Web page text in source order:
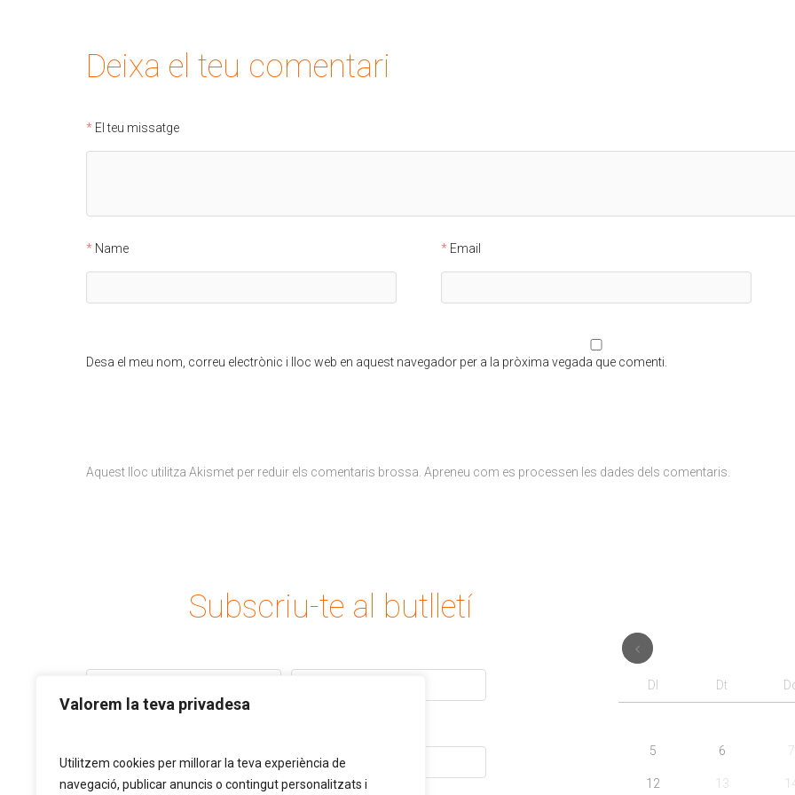
Valorem la teva privadesa
Utilitzem cookies per millorar la teva experiència de
navegació, publicar anuncis o contingut personalitzats i
Deixa el teu comentari
El teu missatge
Name Email
Desa el meu nom, correu electrònic i lloc web en aquest navegador per a la pròxima vegada que comenti.
Aquest lloc utilitza Akismet per reduir els comentaris brossa. Apreneu com es processen les dades dels comentaris
Subscriu-te al butlletí
Dl Dt
5 6 7
12 13